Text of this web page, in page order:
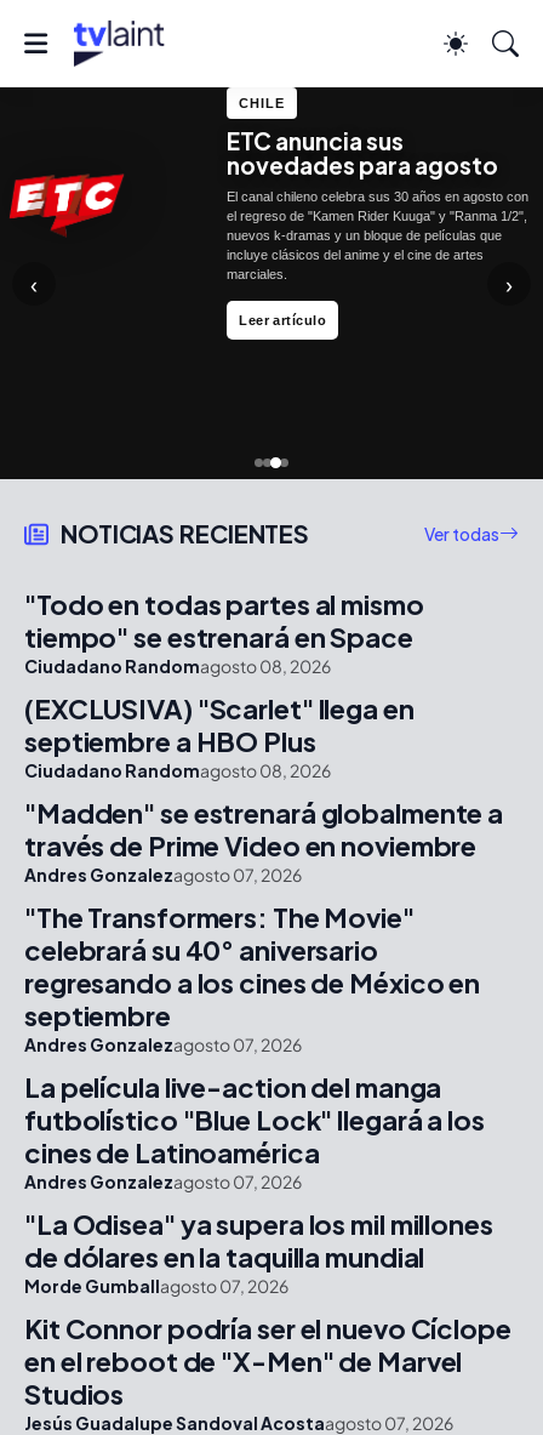
Más info Leer reseña
CHILE
ETC anuncia sus
novedades para agosto
El canal chileno celebra sus 30 años en agosto con
el regreso de "Kamen Rider Kuuga" y "Ranma 1/2",
nuevos k-dramas y un bloque de películas que
incluye clásicos del anime y el cine de artes
marciales.
Leer artículo
‹ ›
NOTICIAS RECIENTES Ver todas
"Todo en todas partes al mismo
tiempo" se estrenará en Space
Ciudadano Randomagosto 08, 2026
(EXCLUSIVA) "Scarlet" llega en
septiembre a HBO Plus
Ciudadano Randomagosto 08, 2026
"Madden" se estrenará globalmente a
través de Prime Video en noviembre
Andres Gonzalezagosto 07, 2026
"The Transformers: The Movie"
celebrará su 40° aniversario
regresando a los cines de México en
septiembre
Andres Gonzalezagosto 07, 2026
La película live-action del manga
futbolístico "Blue Lock" llegará a los
cines de Latinoamérica
Andres Gonzalezagosto 07, 2026
"La Odisea" ya supera los mil millones
de dólares en la taquilla mundial
Morde Gumballagosto 07, 2026
Kit Connor podría ser el nuevo Cíclope
en el reboot de "X-Men" de Marvel
Studios
Jesús Guadalupe Sandoval Acostaagosto 07, 2026